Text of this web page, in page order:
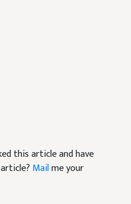
this article and have
Mailme your